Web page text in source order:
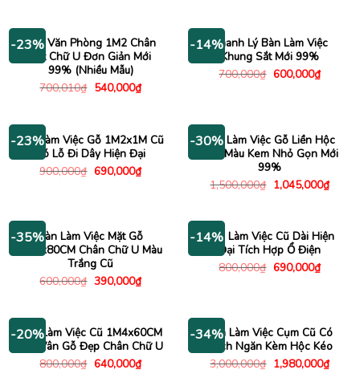
-23%
Bàn Văn Phòng 1M2 Chân
Sắt Chữ U Đơn Giản Mới
99% (Nhiều Mẫu)
700,010₫ Giá
540,000₫Giá
hiện
540,000₫.
-14%Thanh Lý Bàn Làm Việc
Khung Sắt Mới 99%
700,000₫ Giá
600,000₫Giá
hiện
-23%
Bàn Làm Việc Gỗ 1M2x1M Cũ
Có Lỗ Đi Dây Hiện Đại
900,000₫ Giá
690,000₫Giá
hiện
-30%
Bàn Làm Việc Gỗ Liền Hộc
Kéo Màu Kem Nhỏ Gọn Mới
99%
1,500,000₫ Giá
gốc
1,045,000₫Giá
hiện
-35%Bàn Làm Việc Mặt Gỗ
1M2x80CM Chân Chữ U Màu
Trắng Cũ
600,000₫ Giá
390,000₫Giá
hiện
390,000₫.
-14%Bàn Làm Việc Cũ Dài Hiện
Đại Tích Hợp Ổ Điện
800,000₫ Giá
690,000₫Giá
hiện
-20%
Bàn Làm Việc Cũ 1M4x60CM
Mặt Vân Gỗ Đẹp Chân Chữ U
800,000₫ Giá
640,000₫Giá
hiện
-34%Bàn Làm Việc Cụm Cũ Có
Vách Ngăn Kèm Hộc Kéo
3,000,000₫ Giá
gốc
1,980,000₫Giá
hiện